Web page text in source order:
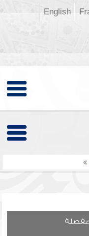
English
مفصلة